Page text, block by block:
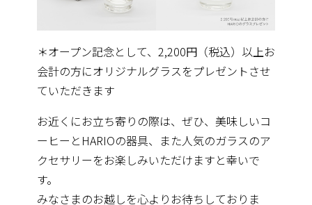
＊オープン記念として、2,200円（税込）以上お
会計の方にオリジナルグラスをプレゼントさせ
ていただきます
お近くにお立ち寄りの際は、ぜひ、美味しいコ
ーヒーとHARIOの器具、また人気のガラスのア
クセサリーをお楽しみいただけますと幸いで
す。
みなさまのお越しを心よりお待ちしておりま